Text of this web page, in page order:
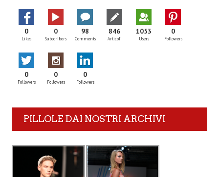
0
Likes
0
Subscribers
98
Comments
846
Articoli
1053
Users
0
Followers
0
Followers
0
Followers
0
Followers
PILLOLE DAI NOSTRI ARCHIVI